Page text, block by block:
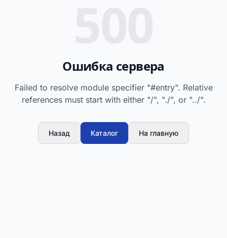
Ошибка сервера
Failed to resolve module specifier "#entry". Relative
references must start with either "/", "./", or "../".
Назад Каталог На главную